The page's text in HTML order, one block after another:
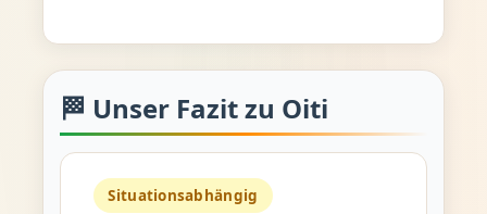
🏁 Unser Fazit zu Oiti
Situationsabhängig